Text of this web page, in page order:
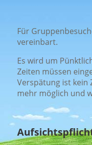
Für
vereinbart.
Es wird um
Zeiten müssen
Verspätung ist
mehr möglich und